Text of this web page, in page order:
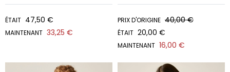
ÉTAIT 47,50 €
MAINTENANT 33,25 €
PRIX D'ORIGINE 40,00 €
ÉTAIT 20,00 €
MAINTENANT 16,00 €